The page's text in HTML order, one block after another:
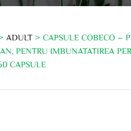
ADULT > CAPSULE COBECO –
PENTRU IMBUNATATIREA
CAPSULE